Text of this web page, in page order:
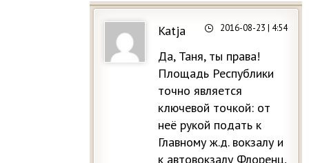
Katja 2016-08-23 | 4:54
Да, Таня, ты права!
Площадь Республики
точно является
ключевой точкой: от
неё рукой подать к
Главному ж.д. вокзалу и
к автовокзалу Флоренц,